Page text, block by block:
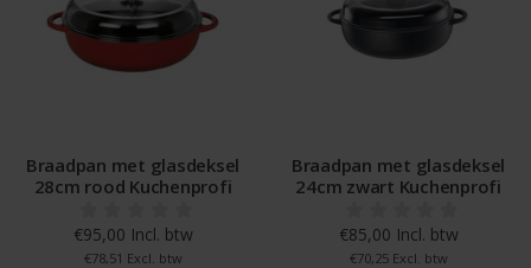
Braadpan met glasdeksel
28cm rood Kuchenprofi
€95,00 Incl. btw
€78,51 Excl. btw
Braadpan met glasdeksel
24cm zwart Kuchenprofi
€85,00 Incl. btw
€70,25 Excl. btw